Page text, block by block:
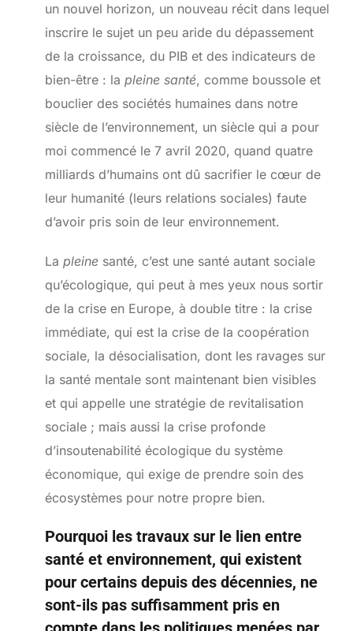
un nouvel horizon, un nouveau récit dans lequel
inscrire le sujet un peu aride du dépassement
de la croissance, du PIB et des indicateurs de
bien-être : la pleine santé, comme boussole et
bouclier des sociétés humaines dans notre
siècle de l’environnement, un siècle qui a pour
moi commencé le 7 avril 2020, quand quatre
milliards d’humains ont dû sacrifier le cœur de
leur humanité (leurs relations sociales) faute
d’avoir pris soin de leur environnement.
La pleinesanté, c’est une santé autant sociale
qu’écologique, qui peut à mes yeux nous sortir
de la crise en Europe, à double titre : la crise
immédiate, qui est la crise de la coopération
sociale, la désocialisation, dont les ravages sur
la santé mentale sont maintenant bien visibles
et qui appelle une stratégie de revitalisation
sociale ; mais aussi la crise profonde
d’insoutenabilité écologique du système
économique, qui exige de prendre soin des
écosystèmes pour notre propre bien.
Pourquoi les travaux sur le lien entre
santé et environnement, qui existent
pour certains depuis des décennies, ne
sont-ils pas suffisamment pris en